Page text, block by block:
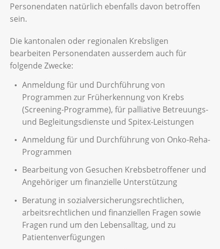
Personendaten natürlich ebenfalls davon betroffen
sein.
Die kantonalen oder regionalen Krebsligen
bearbeiten Personendaten ausserdem auch für
folgende Zwecke:
Anmeldung für und Durchführung von
Programmen zur Früherkennung von Krebs
(Screening-Programme), für palliative Betreuungs-
und Begleitungsdienste und Spitex-Leistungen
Anmeldung für und Durchführung von Onko-Reha-
Programmen
Bearbeitung von Gesuchen Krebsbetroffener und
Angehöriger um finanzielle Unterstützung
Beratung in sozialversicherungsrechtlichen,
arbeitsrechtlichen und finanziellen Fragen sowie
Fragen rund um den Lebensalltag, und zu
Patientenverfügungen